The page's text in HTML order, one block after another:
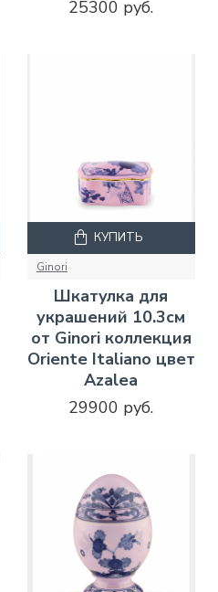
25300 руб.
Ginori
Шкатулка для
украшений 10.3см
от Ginori коллекция
Oriente Italiano цвет
Azalea
29900 руб.
КУПИТЬ